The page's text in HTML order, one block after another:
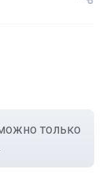
только